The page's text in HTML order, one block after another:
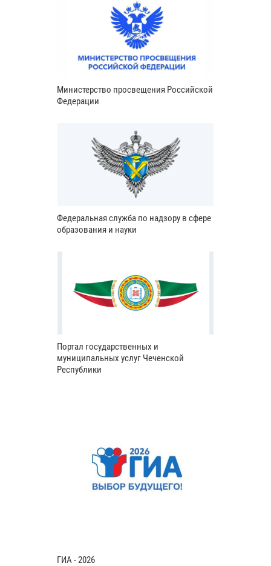
Министерство просвещения Российской
Федерации
Федеральная служба по надзору в сфере
образования и науки
Портал государственных и
муниципальных услуг Чеченской
Республики
ГИА - 2026